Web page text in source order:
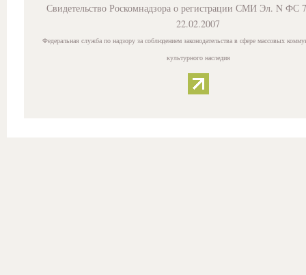
Свидетельство Роскомнадзора о регистрации СМИ Эл. N ФС
22.02.2007
Федеральная служба по надзору за соблюдением законодательства в сфере массовых
культурного наследия